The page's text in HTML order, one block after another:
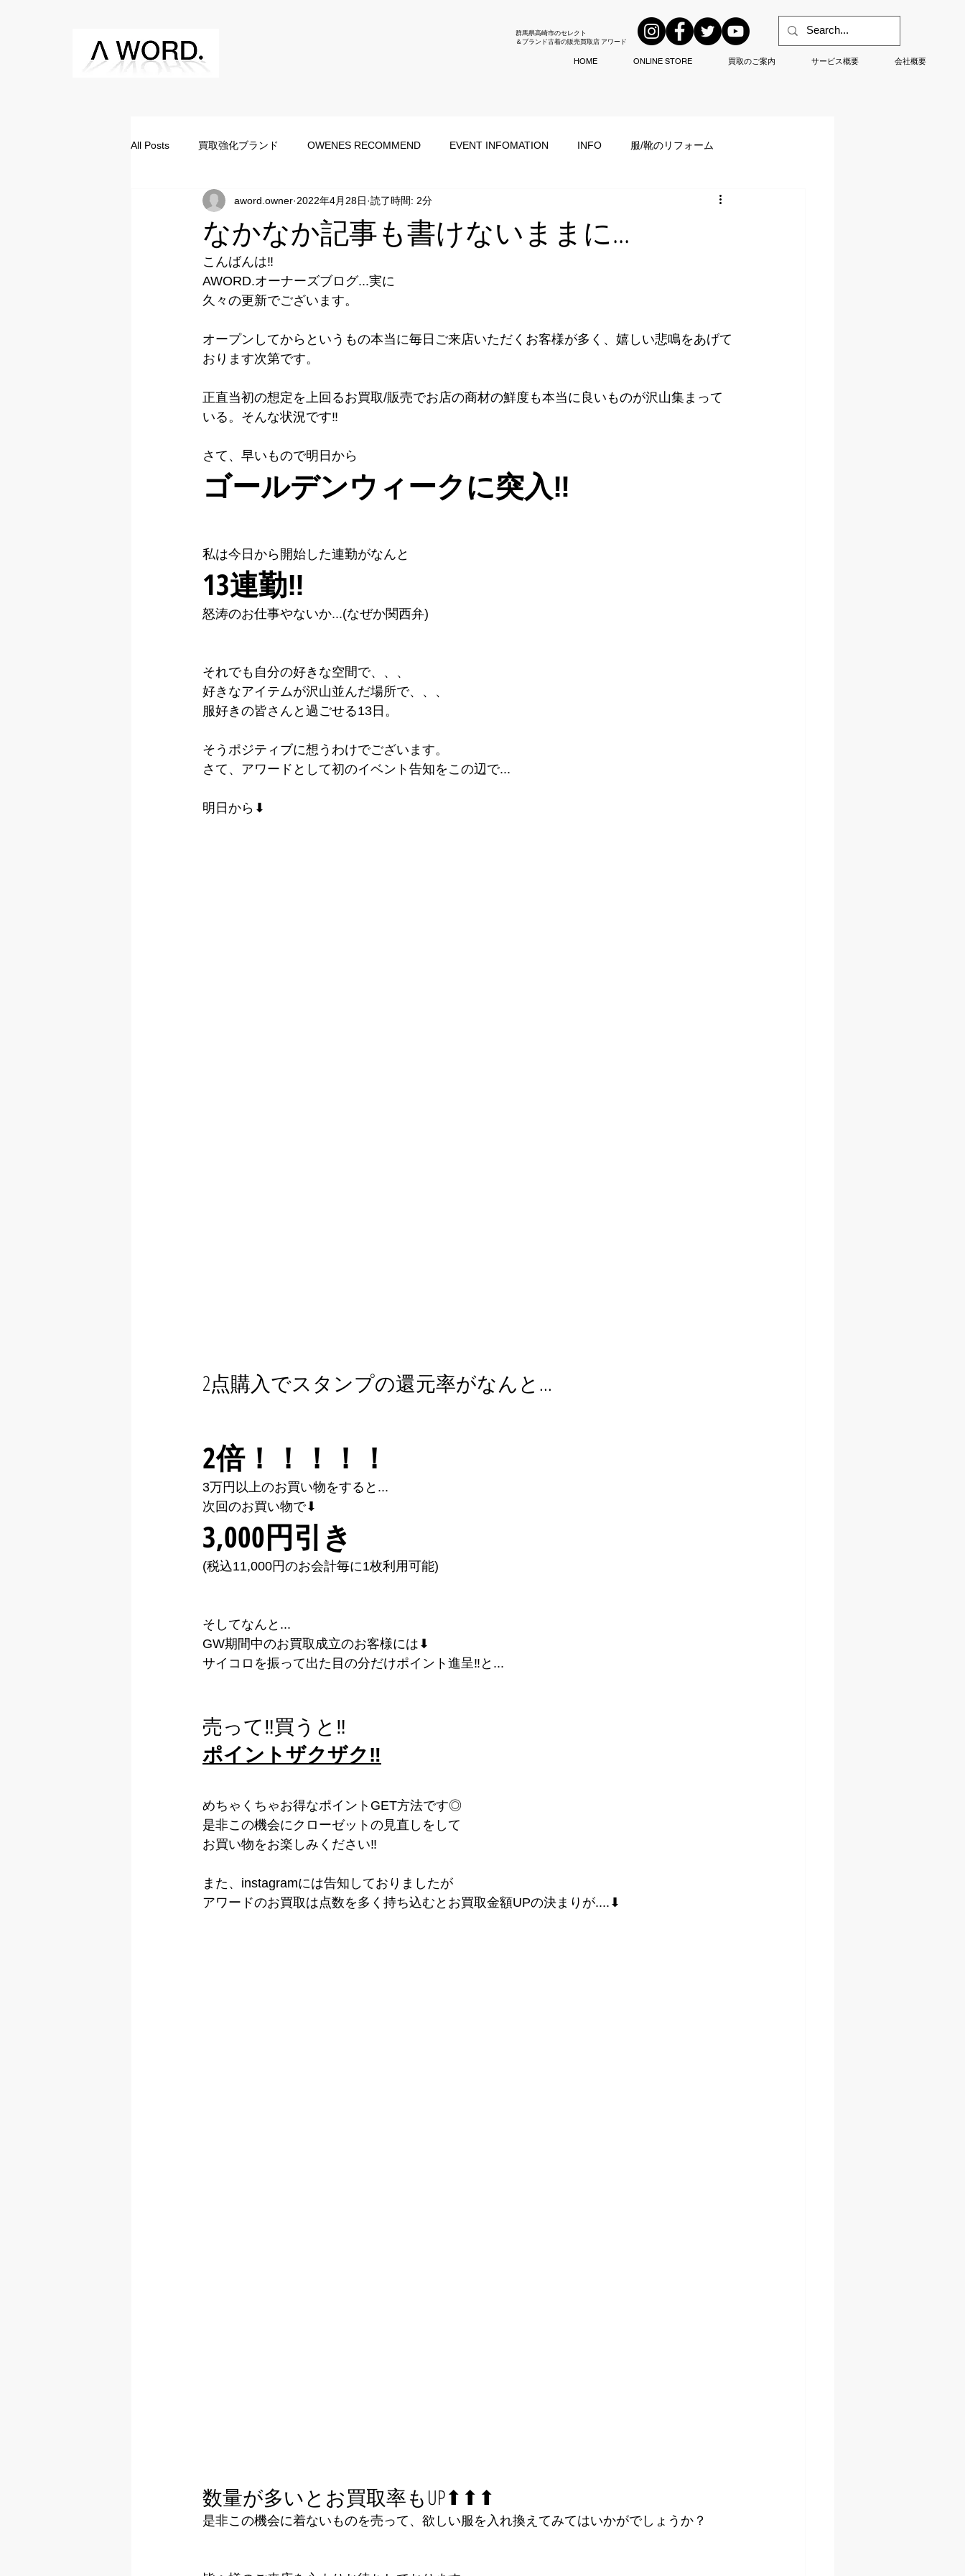
群馬県高崎市のセレクト
＆ブランド古着の販売買取店 アワード
HOME ONLINE STORE 買取のご案内 サービス概要 会社概要
All Posts 買取強化ブランド OWENES RECOMMEND EVENT INFOMATION INFO 服/靴のリフォーム
なかなか記事も書けないままに...
aword.owner 2022年4月28日 読了時間: 2分
こんばんは‼︎
AWORD.オーナーズブログ...実に
久々の更新でございます。
オープンしてからというもの本当に毎日ご来店いただくお客様が多く、嬉しい悲鳴をあげて
おります次第です。
正直当初の想定を上回るお買取/販売でお店の商材の鮮度も本当に良いものが沢山集まって
いる。そんな状況です‼︎
さて、早いもので明日から
ゴールデンウィークに突入‼︎
私は今日から開始した連勤がなんと
13連勤‼︎
怒涛のお仕事やないか...(なぜか関西弁)
それでも自分の好きな空間で、、、
好きなアイテムが沢山並んだ場所で、、、
服好きの皆さんと過ごせる13日。
そうポジティブに想うわけでございます。
さて、アワードとして初のイベント告知をこの辺で...
明日から⬇︎
2点購入でスタンプの還元率がなんと...
2倍！！！！！
3万円以上のお買い物をすると...
次回のお買い物で⬇︎
3,000円引き
(税込11,000円のお会計毎に1枚利用可能)
そしてなんと...
GW期間中のお買取成立のお客様には⬇︎
サイコロを振って出た目の分だけポイント進呈‼︎と...
売って‼︎買うと‼︎
ポイントザクザク‼︎
めちゃくちゃお得なポイントGET方法です◎
是非この機会にクローゼットの見直しをして
お買い物をお楽しみください‼︎
また、instagramには告知しておりましたが
アワードのお買取は点数を多く持ち込むとお買取金額UPの決まりが....⬇︎
数量が多いとお買取率もUP⬆︎⬆︎⬆︎
是非この機会に着ないものを売って、欲しい服を入れ換えてみてはいかがでしょうか？